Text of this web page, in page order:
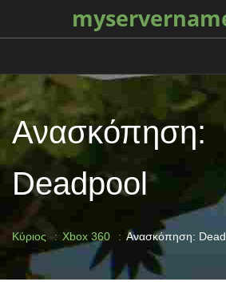
Ανασκόπηση:
Deadpool
Κύριος Xbox 360 Ανασκόπηση: